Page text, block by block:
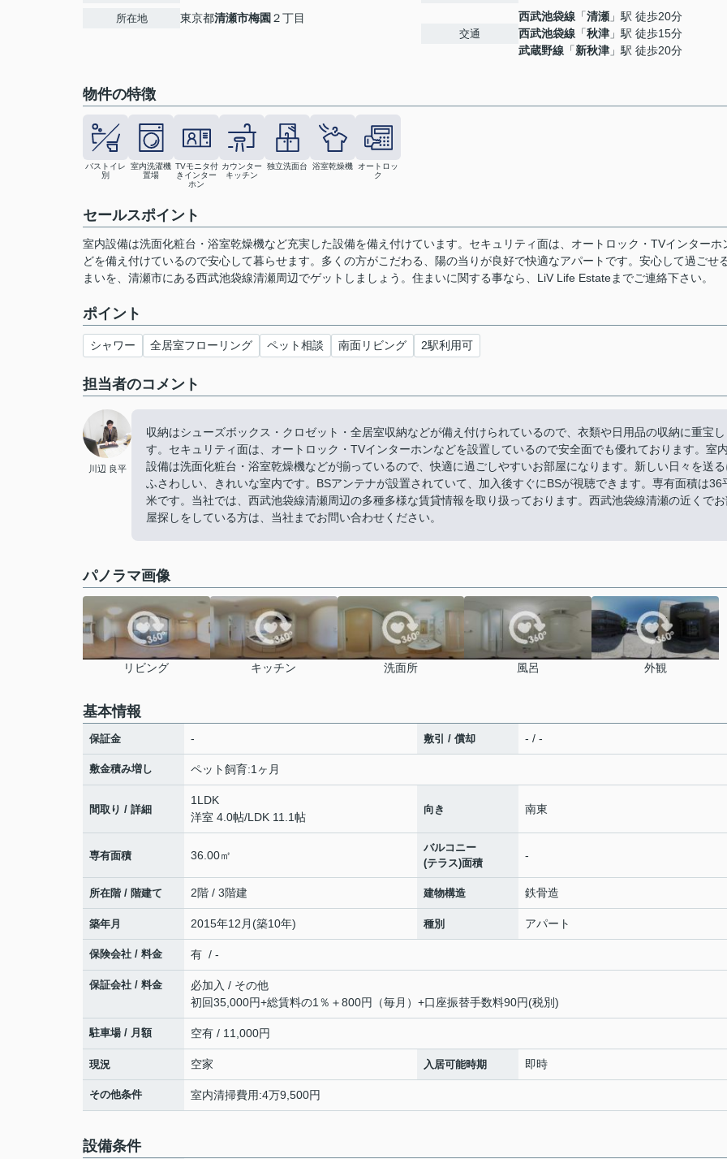
所在地 東京都清瀬市梅園 ２丁目
交通
西武池袋線 「清瀬 」駅 徒歩20分
西武池袋線 「秋津 」駅 徒歩15分
武蔵野線 「新秋津 」駅 徒歩20分
物件の特徴
バストイレ
別
室内洗濯機
置場
TVモニタ付
きインター
ホン
カウンター
キッチン
独立洗面台 浴室乾燥機
オートロッ
ク
セールスポイント
室内設備は洗面化粧台・浴室乾燥機など充実した設備を備え付けています。セキュリティ面は、オートロック・TVインターホ
どを備え付けているので安心して暮らせます。多くの方がこだわる、陽の当りが良好で快適なアパートです。安心して過ごせ
まいを、清瀬市にある西武池袋線清瀬周辺でゲットしましょう。住まいに関する事なら、LiV Life Estateまでご連絡下さい。
ポイント
シャワー 全居室フローリング ペット相談 南面リビング 2駅利用可
担当者のコメント
川辺 良平
収納はシューズボックス・クロゼット・全居室収納などが備え付けられているので、衣類や日用品の収納に重宝
す。セキュリティ面は、オートロック・TVインターホンなどを設置しているので安全面でも優れております。室
設備は洗面化粧台・浴室乾燥機などが揃っているので、快適に過ごしやすいお部屋になります。新しい日々を送
ふさわしい、きれいな室内です。BSアンテナが設置されていて、加入後すぐにBSが視聴できます。専有面積は36
米です。当社では、西武池袋線清瀬周辺の多種多様な賃貸情報を取り扱っております。西武池袋線清瀬の近くで
屋探しをしている方は、当社までお問い合わせください。
パノラマ画像
リビング キッチン 洗面所 風呂 外観
基本情報
保証金 - 敷引 / 償却 - / -
敷金積み増し ペット飼育:1ヶ月
間取り / 詳細
1LDK
洋室 4.0帖/LDK 11.1帖
向き 南東
専有面積 36.00㎡
バルコニー
(テラス)面積
-
所在階 / 階建て 2階 / 3階建 建物構造 鉄骨造
築年月 2015年12月(築10年) 種別 アパート
保険会社 / 料金 有 / -
保証会社 / 料金
必加入 / その他
初回35,000円+総賃料の1％＋800円（毎月）+口座振替手数料90円(税別)
駐車場 / 月額 空有 / 11,000円
現況 空家 入居可能時期 即時
その他条件 室内清掃費用:4万9,500円
設備条件